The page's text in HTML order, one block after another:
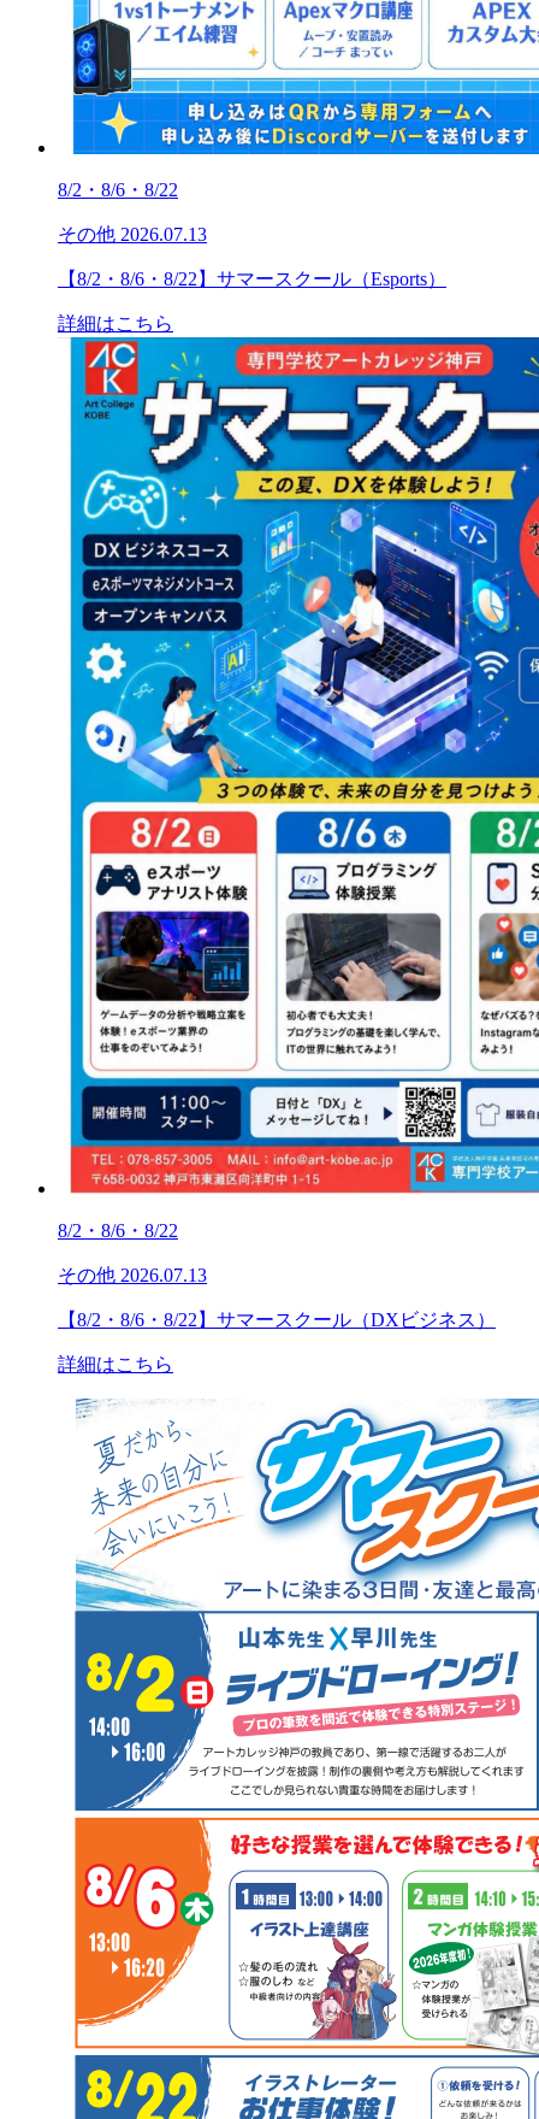
8/2・8/6・8/22
その他 2026.07.13
【8/2・8/6・8/22】サマースクール（Esports）
詳細はこちら
8/2・8/6・8/22
その他 2026.07.13
【8/2・8/6・8/22】サマースクール（DXビジネス）
詳細はこちら